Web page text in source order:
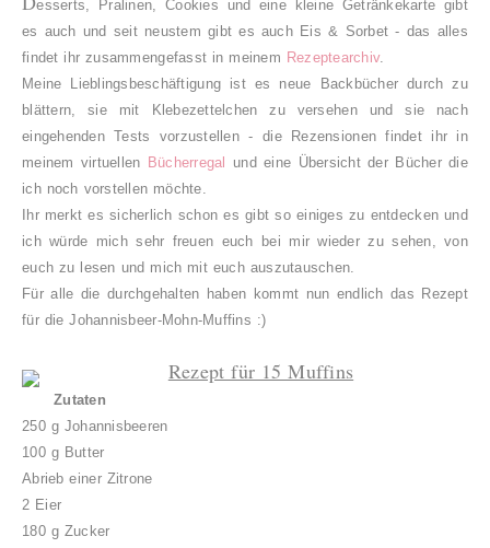
esserts, Pralinen, Cookies und eine kleine Getränkekarte gibt
es auch und seit neustem gibt es auch Eis & Sorbet - das alles
findet ihr zusammengefasst in meinem Rezeptearchiv.
Meine Lieblingsbeschäftigung ist es neue Backbücher durch zu
blättern, sie mit Klebezettelchen zu versehen und sie nach
eingehenden Tests vorzustellen - die Rezensionen findet ihr in
meinem virtuellen Bücherregal
und eine Übersicht der Bücher die
ich noch vorstellen möchte.
Ihr merkt es sicherlich schon es gibt so einiges zu entdecken und
ich würde mich sehr freuen euch bei mir wieder zu sehen, von
euch zu lesen und mich mit euch auszutauschen.
Für alle die durchgehalten haben kommt nun endlich das Rezept
für die Johannisbeer-Mohn-Muffins :)
Rezept für 15 Muffins
Zutaten
250 g Johannisbeeren
100 g Butter
Abrieb einer Zitrone
2 Eier
180 g Zucker